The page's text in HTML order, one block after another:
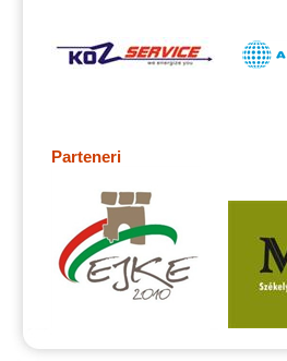
Parteneri